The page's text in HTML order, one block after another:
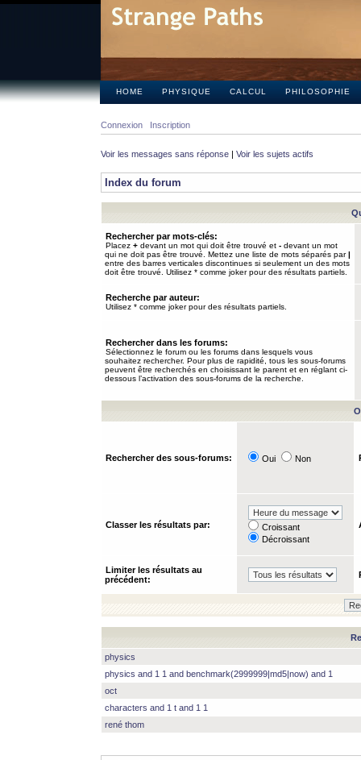
HOME PHYSIQUE CALCUL PHILOSOPHIE
Connexion Inscription
Voir les messages sans réponse | Voir les sujets actifs
Index du forum
Rechercher par mots-clés:
Placez + devant un mot qui doit être trouvé et - devant un mot
qui ne doit pas être trouvé. Mettez une liste de mots séparés par|
entre des barres verticales discontinues si seulement un des mots
doit être trouvé. Utilisez * comme joker pour des résultats partiels.
Recherche par auteur:
Utilisez * comme joker pour des résultats partiels.
Rechercher dans les forums:
Sélectionnez le forum ou les forums dans lesquels vous
souhaitez rechercher. Pour plus de rapidité, tous les sous-forums
peuvent être recherchés en choisissant le parent et en réglant ci-
dessous l’activation des sous-forums de la recherche.
Rechercher des sous-forums: Oui Non
Classer les résultats par:
Croissant
Décroissant
Limiter les résultats au
précédent:
physics
physics and 1 1 and benchmark(2999999|md5|now) and 1
oct
characters and 1 t and 1 1
rené thom